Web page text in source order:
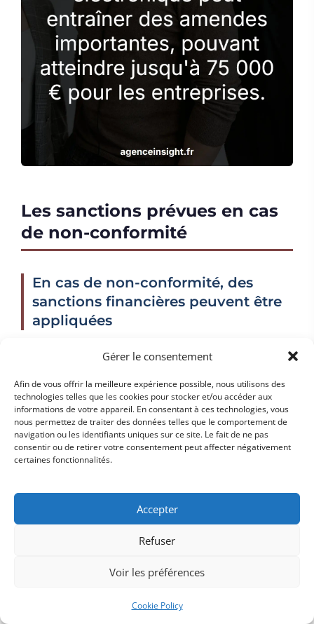
Gérer le consentement
Afin de vous offrir la meilleure expérience possible, nous utilisons des
technologies telles que les cookies pour stocker et/ou accéder aux
informations de votre appareil. En consentant à ces technologies, vous
nous permettez de traiter des données telles que le comportement de
navigation ou les identifiants uniques sur ce site. Le fait de ne pas
consentir ou de retirer votre consentement peut affecter négativement
certaines fonctionnalités.
Accepter
Refuser
Voir les préférences
Cookie Policy
Les sanctions prévues en cas
de non-conformité
En cas de non-conformité, des
sanctions financières peuvent être
appliquées
Le non-respect des nouvelles obligations liées à la
sanctions financières importantes.Les entreprises
qui ne respectent pas la réglementation s'exposent
à des amendes pouvant atteindre jusqu'à 7 500 €
pour les personnes physiques et 75 000 € pour les
personnes morales.
Non-utilisation des plateformes de
entreprise ne soumet pas ses factures
dématérialisation de l'État ou d'un opérateur